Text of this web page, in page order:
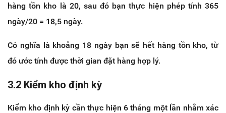
hàng tồn kho là 20, sau đó bạn thực hiện phép tính 365
ngày/20 = 18,5 ngày.
Có nghĩa là khoảng 18 ngày bạn sẽ hết hàng tồn kho, từ
đó ước tính được thời gian đặt hàng hợp lý.
3.2 Kiểm kho định kỳ
Kiểm kho định kỳ cần thực hiện 6 tháng một lần nhằm xác